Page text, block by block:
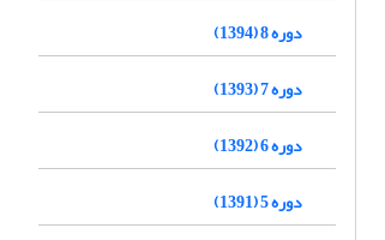
دوره 8 (1394)
دوره 7 (1393)
دوره 6 (1392)
دوره 5 (1391)